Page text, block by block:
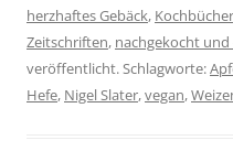
herzhaftes Gebäck,
Zeitschriften, nachgekocht und
veröffentlicht. Schlagworte:
Hefe, Nigel Slater,vegan,